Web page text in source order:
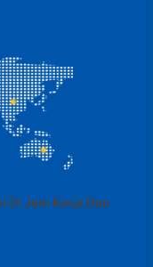
Di Jam Kerja Dan